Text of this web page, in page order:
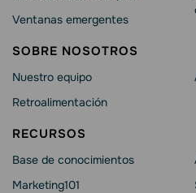
Ventanas emergentes
SOBRE NOSOTROS
Nuestro equipo
Retroalimentación
RECURSOS
Base de conocimientos
Marketing101